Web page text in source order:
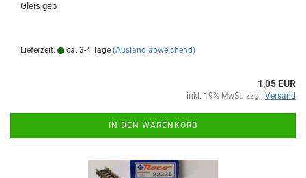
Gleis geb
Lieferzeit: ca. 3-4 Tage (Ausland abweichend)
1,05 EUR
inkl. 19% MwSt. zzgl. Versand
IN DEN WARENKORB